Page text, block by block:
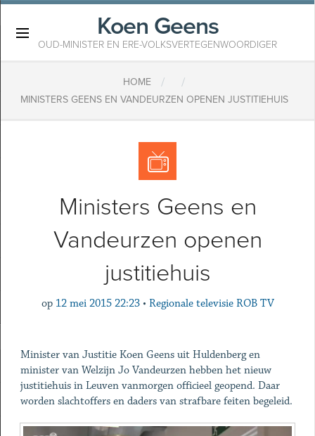
Koen Geens
OUD-MINISTER EN ERE-VOLKSVERTEGENWOORDIGER
HOME / /
MINISTERS GEENS EN VANDEURZEN OPENEN JUSTITIEHUIS
Ministers Geens en
Vandeurzen openen
justitiehuis
op 12 mei 2015 22:23 • Regionale televisie ROB TV
Minister van Justitie Koen Geens uit Huldenberg en
minister van Welzijn Jo Vandeurzen hebben het nieuw
justitiehuis in Leuven vanmorgen officieel geopend. Daar
worden slachtoffers en daders van strafbare feiten begeleid.